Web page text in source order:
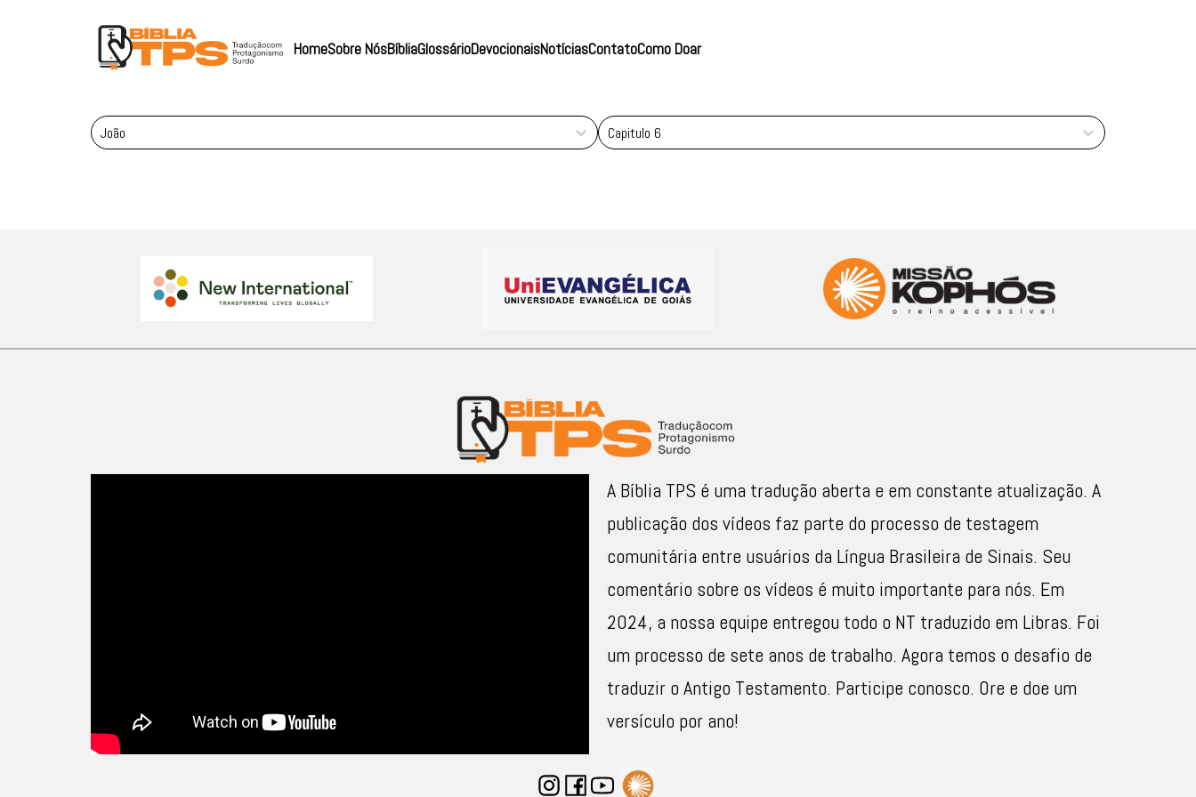
HomeSobre NósBíbliaGlossárioDevocionaisNotíciasContatoComo Doar
João Capitulo 6
A Bíblia TPS é uma tradução aberta e em constante atualização. A
publicação dos vídeos faz parte do processo de testagem
comunitária entre usuários da Língua Brasileira de Sinais. Seu
comentário sobre os vídeos é muito importante para nós. Em
2024, a nossa equipe entregou todo o NT traduzido em Libras. Foi
um processo de sete anos de trabalho. Agora temos o desafio de
traduzir o Antigo Testamento. Participe conosco. Ore e doe um
versículo por ano!